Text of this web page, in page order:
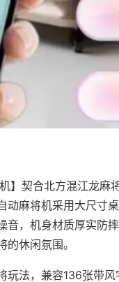
机】契合北方混江龙
动麻将机采用大尺寸
音，机身材质厚实防
休闲氛围。
玩法，兼容136张带